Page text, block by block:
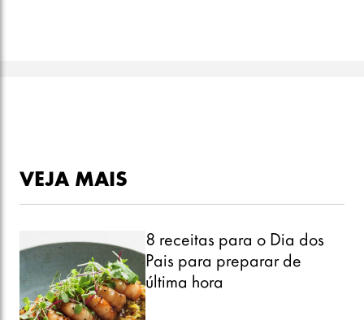
VEJA MAIS
8 receitas para o Dia dos
Pais para preparar de
última hora